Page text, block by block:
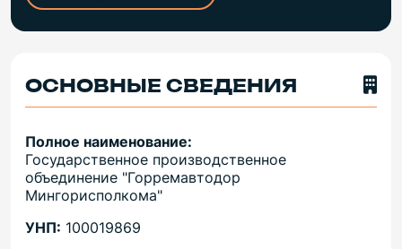
ОСНОВНЫЕ СВЕДЕНИЯ
Полное наименование:
Государственное производственное
объединение "Горремавтодор
Мингорисполкома"
УНП: 100019869